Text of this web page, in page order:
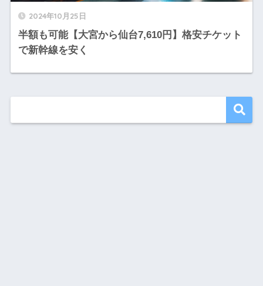
2024年10月25日
半額も可能【大宮から仙台7,610円】格安チケット
で新幹線を安く